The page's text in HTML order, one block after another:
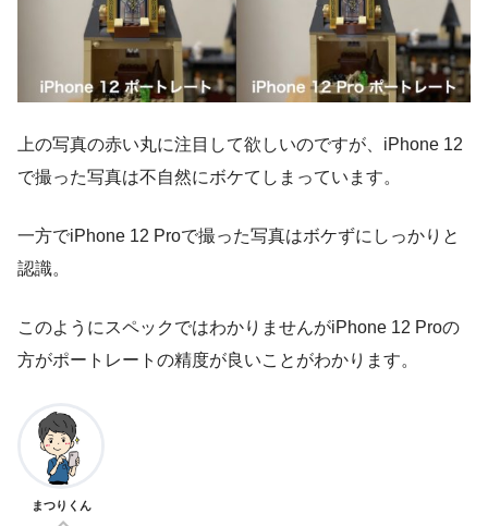
上の写真の赤い丸に注目して欲しいのですが、iPhone 12
で撮った写真は不自然にボケてしまっています。
一方でiPhone 12 Proで撮った写真はボケずにしっかりと
認識。
このようにスペックではわかりませんがiPhone 12 Proの
方がポートレートの精度が良いことがわかります。
まつりくん